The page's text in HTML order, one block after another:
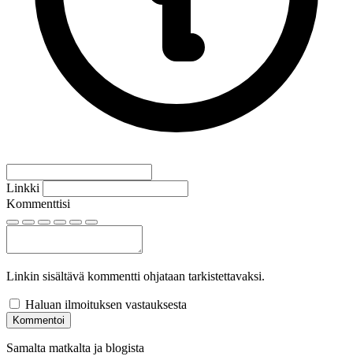
Linkki
Kommenttisi
Linkin sisältävä kommentti ohjataan tarkistettavaksi.
Haluan ilmoituksen vastauksesta
Kommentoi
Samalta matkalta ja blogista